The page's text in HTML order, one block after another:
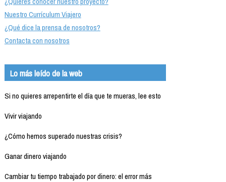
Nuestro Currículum Viajero
¿Qué dice la prensa de nosotros?
Contacta con nosotros
Lo más leído de la web
Si no quieres arrepentirte el día que te mueras, lee esto
Vivir viajando
¿Cómo hemos superado nuestras crisis?
Ganar dinero viajando
Cambiar tu tiempo trabajado por dinero: el error más